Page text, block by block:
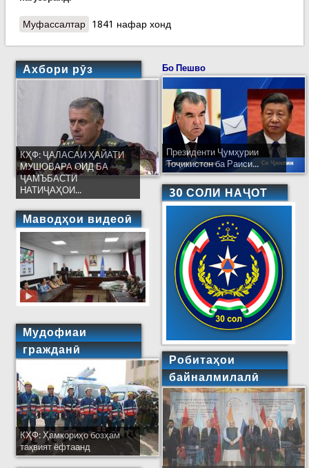
Муфассалтаро Тозаахбори ин соат. Ҷасади боз ду ғарқшуда
1841 нафар хонд
Ахбори рӯз
КҲФ: ҶАЛАСАИ ҲАЙАТИ
МУШОВАРА ОИД БА
ҶАМЪБАСТИ
НАТИҶАҲОИ...
Маводҳои видеоӣ
Мудофиаи
гражданӣ
КҲФ: Ҳамкориҳо бозҳам
тақвият ёфтаанд
Бо Пешво
Президенти Ҷумҳурии
Тоҷикистон ба Раиси...
30 СОЛИ НАҶОТ
Робитаҳои
байналмилалӣ